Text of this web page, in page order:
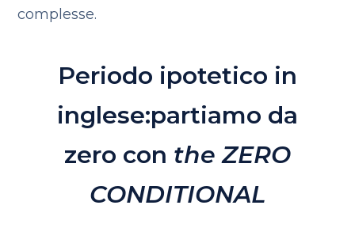
complesse.
Periodo ipotetico in
inglese:partiamo da
zero con the ZERO
CONDITIONAL